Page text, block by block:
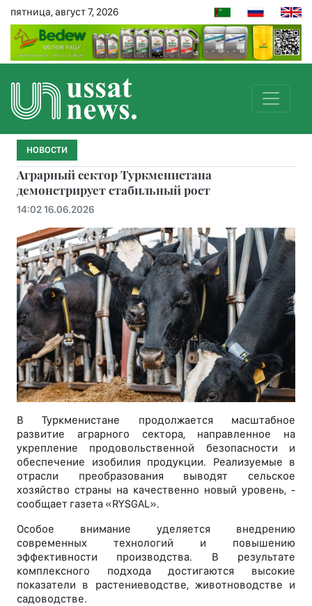
пятница, август 7, 2026
НОВОСТИ
Аграрный сектор Туркменистана
демонстрирует стабильный рост
14:02 16.06.2026
В Туркменистане продолжается масштабное
развитие аграрного сектора, направленное на
укрепление продовольственной безопасности и
обеспечение изобилия продукции. Реализуемые в
отрасли преобразования выводят сельское
хозяйство страны на качественно новый уровень, -
сообщает газета «RYSGAL».
Особое внимание уделяется внедрению
современных технологий и повышению
эффективности производства. В результате
комплексного подхода достигаются высокие
показатели в растениеводстве, животноводстве и
садоводстве.